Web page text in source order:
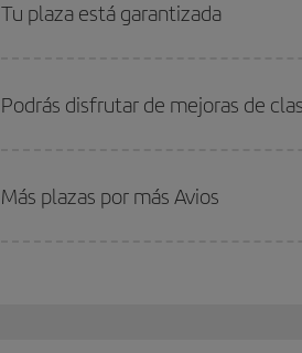
Tu plaza está garantizada
Podrás disfrutar de mejoras de
Más plazas por más Avios